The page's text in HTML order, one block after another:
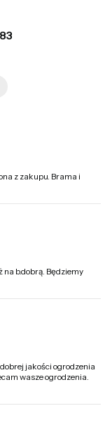
z zakupu. Brama i
na b.dobrą. Będziemy
jakości ogrodzenia
wasze ogrodzenia.